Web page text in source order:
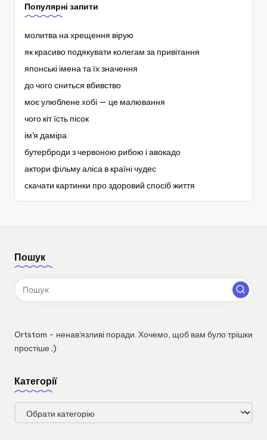
Популярні запити
молитва на хрещення вірую
як красиво подякувати колегам за привітання
японські імена та їх значення
до чого сниться вбивство
моє улюблене хобі — це малювання
чого кіт їсть пісок
ім'я даміра
бутерброди з червоною рибою і авокадо
актори фільму аліса в країні чудес
скачати картинки про здоровий спосіб життя
Пошук
Ortstom - ненав'язливі поради. Хочемо, щоб вам було трішки
простіше ;)
Категорії
Категорії